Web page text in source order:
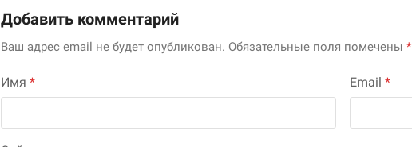
Добавить комментарий
Ваш адрес email не будет опубликован. Обязательные поля помечены*
Имя* Email *